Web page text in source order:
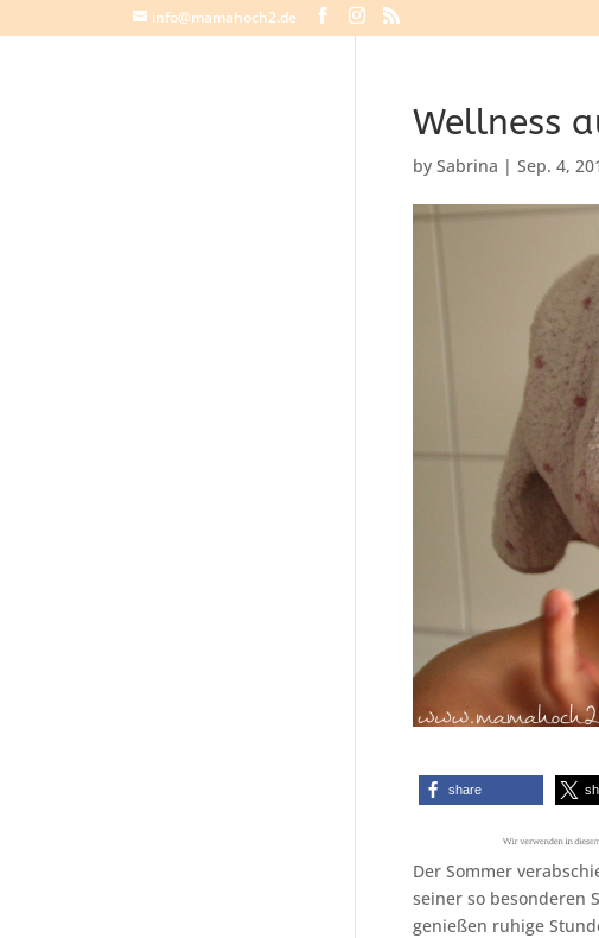
info@mamahoch2.de
Wellness
bySabrina |Sep. 4,
share
Der Sommer
seiner so besonderen
genießen ruhige